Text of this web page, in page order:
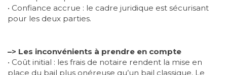
• Confiance accrue : le cadre juridique est sécurisant
pour les deux parties.
–> Les inconvénients à prendre en compte
• Coût initial : les frais de notaire rendent la mise en
place du bail plus onéreuse qu’un bail classique. Le